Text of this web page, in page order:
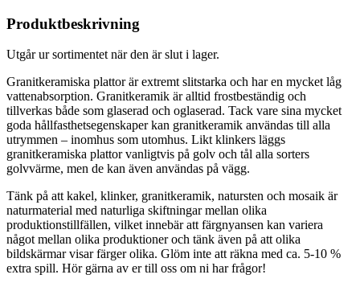
Produktbeskrivning
Utgår ur sortimentet när den är slut i lager.
Granitkeramiska plattor är extremt slitstarka och har en mycket låg
vattenabsorption. Granitkeramik är alltid frostbeständig och
tillverkas både som glaserad och oglaserad. Tack vare sina mycket
goda hållfasthetsegenskaper kan granitkeramik användas till alla
utrymmen – inomhus som utomhus. Likt klinkers läggs
granitkeramiska plattor vanligtvis på golv och tål alla sorters
golvvärme, men de kan även användas på vägg.
Tänk på att kakel, klinker, granitkeramik, natursten och mosaik är
naturmaterial med naturliga skiftningar mellan olika
produktionstillfällen, vilket innebär att färgnyansen kan variera
något mellan olika produktioner och tänk även på att olika
bildskärmar visar färger olika. Glöm inte att räkna med ca. 5-10 %
extra spill. Hör gärna av er till oss om ni har frågor!